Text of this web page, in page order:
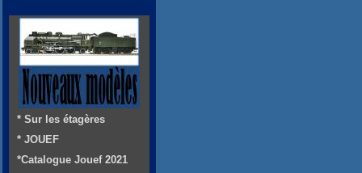
* Sur les étagères
* JOUEF
*Catalogue Jouef 2021